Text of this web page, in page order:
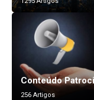
Conteúdo
256 Artigos